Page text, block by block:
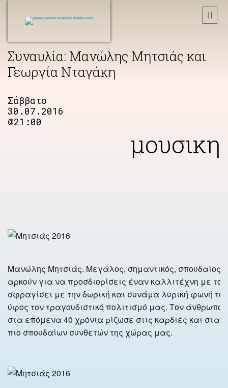
Συναυλία: Μανώλης Μητσιάς και
Γεωργία Νταγάκη
Σάββατο
30.07.2016
@21:00
μουσικη
Μανώλης Μητσιάς. Μεγάλος, σημαντικός,
αρκούν για να προσδιορίσεις έναν καλλιτέχνη με
σφραγίσει με την δωρική και συνάμα λυρική φωνή
ύφος τον τραγουδιστικό πολιτισμό μας. Τον
στα επόμενα 40 χρόνια ρίζωσε στις καρδιές και στα
πιο σπουδαίων συνθετών της χώρας μας.